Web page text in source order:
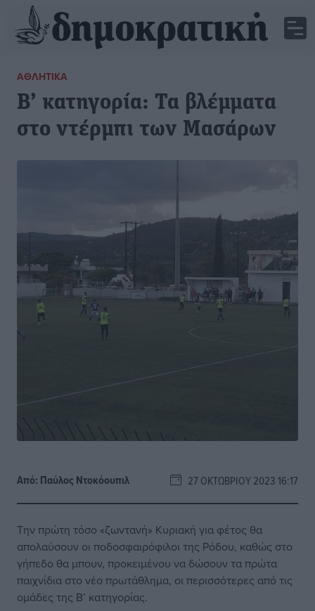
ΑΘΛΗΤΙΚΆ
Β’ κατηγορία: Τα βλέμματα
στο ντέρμπι των Μασάρων
Από: Παύλος Nτοκόουπιλ 27 ΟΚΤΩΒΡΊΟΥ 2023 16:17
Την πρώτη τόσο «ζωντανή» Κυριακή για φέτος θα
απολαύσουν οι ποδοσφαιρόφιλοι της Ρόδου, καθώς στο
γήπεδο θα μπουν, προκειμένου να δώσουν τα πρώτα
παιχνίδια στο νέο πρωτάθλημα, οι περισσότερες από τις
ομάδες της Β’ κατηγορίας.